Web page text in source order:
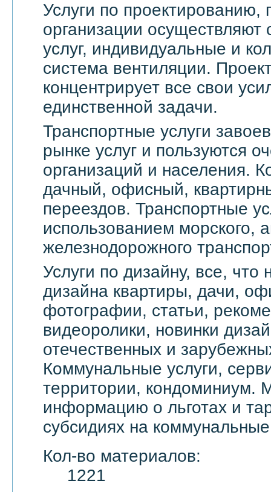
Услуги по проектированию,
организации осуществляют
услуг, индивидуальные и
система вентиляции.
концентрирует все свои
единственной задачи.
Транспортные услуги
рынке услуг и пользуются
организаций и населения.
дачный, офисный,
переездов. Транспортные
использованием морского,
железнодорожного
Услуги по дизайну, все, что
дизайна квартиры, дачи,
фотографии, статьи,
видеоролики, новинки
отечественных и
Коммунальные услуги,
территории, кондоминиум.
информацию о льготах и
субсидиях на коммунальные
Кол-во материалов:
1221